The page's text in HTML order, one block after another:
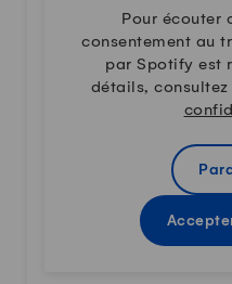
Pour écouter
consentement au
par Spotify est
détails, consultez